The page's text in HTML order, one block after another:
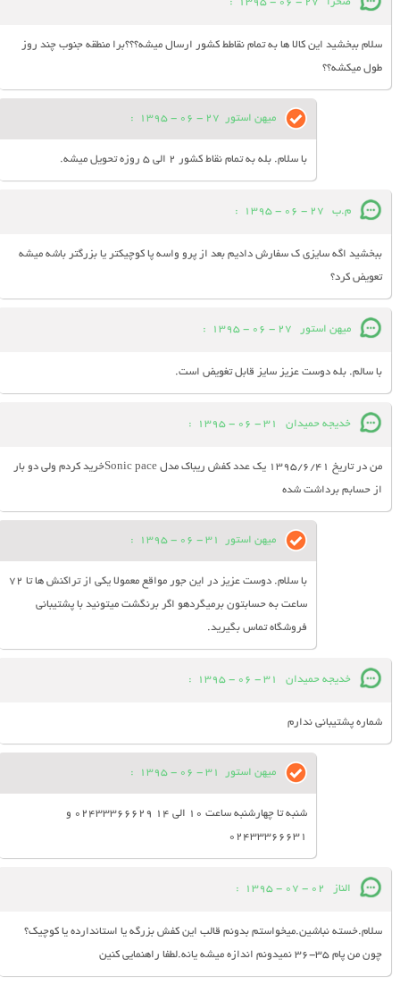
سلام ببخشید این کالا ها به تمام نقاطط کشور ارسال میشه؟؟؟برا منطقه جنوب چند روز
طول میکشه؟؟
میهن استور 27 - 06 - 1395
:
با سلام. بله به تمام نقاط کشور 2 الی 5 روزه تحویل میشه.
م.ب 27 - 06 - 1395
:
ببخشید اگه سایزی ک سفارش دادیم بعد از پرو واسه پا کوچیکتر یا بزرگتر باشه میشه
تعویض کرد؟
میهن استور 27 - 06 - 1395
:
با سالم. بله دوست عزیز سایز قابل تغویض است.
خدیجه حمیدان 31 - 06 - 1395
:
من در تاریخ 1395/6/41 یک عدد کفش ریباک مدل Sonic paceخرید کردم ولی دو بار
از حسابم برداشت شده
میهن استور 31 - 06 - 1395
:
با سلام. دوست عزیز در این جور مواقع معمولا یکی از تراکنش ها تا 72
ساعت به حسابتون برمیگردهو اگر برنگشت میتونید با پشتیبانی
فروشگاه تماس بگیرید.
خدیجه حمیدان 31 - 06 - 1395
:
شماره پشتیبانی ندارم
میهن استور 31 - 06 - 1395
:
شنبه تا چهارشنبه ساعت 10 الی 14 02433366629 و
02433366631
الناز 02 - 07 - 1395
:
سلام.خسته نباشین.میخواستم بدونم قالب این کفش بزرگه یا استاندارده یا کوچیک؟
چون من پام 35-36 نمیدونم اندازه میشه یانه.لطفا راهنمایی کنین